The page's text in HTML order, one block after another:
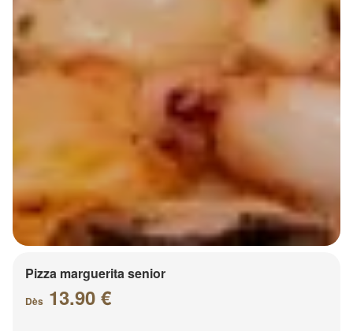
Pizza marguerita senior
Dès 13.90 €